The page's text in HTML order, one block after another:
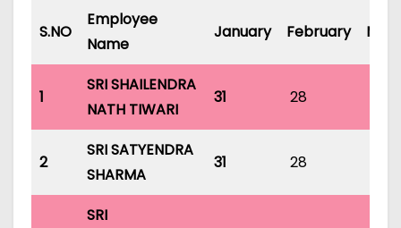
S.NO
Employee
Name
January February
1
SRI SHAILENDRA
NATH TIWARI
31 28
2
SRI SATYENDRA
SHARMA
31 28
SRI